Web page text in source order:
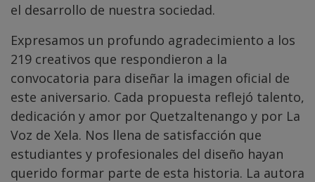
el desarrollo de nuestra sociedad.
Expresamos un profundo agradecimiento a los
219 creativos que respondieron a la
convocatoria para diseñar la imagen oficial de
este aniversario. Cada propuesta reflejó talento,
dedicación y amor por Quetzaltenango y por La
Voz de Xela. Nos llena de satisfacción que
estudiantes y profesionales del diseño hayan
querido formar parte de esta historia. La autora